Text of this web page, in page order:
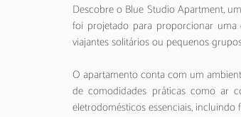
Descobre o Blue Studio Apartment,
foi projetado para proporcionar uma
viajantes solitários ou pequenos
O apartamento conta com um
de comodidades práticas como ar
eletrodomésticos essenciais,